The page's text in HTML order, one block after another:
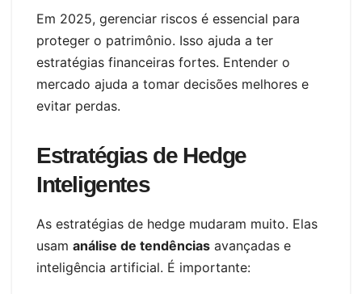
Em 2025, gerenciar riscos é essencial para
proteger o patrimônio. Isso ajuda a ter
estratégias financeiras fortes. Entender o
mercado ajuda a tomar decisões melhores e
evitar perdas.
Estratégias de Hedge
Inteligentes
As estratégias de hedge mudaram muito. Elas
usam análise de tendências avançadas e
inteligência artificial. É importante: